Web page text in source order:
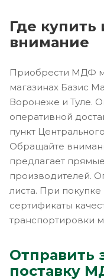
Где купить
внимание
Приобрести МДФ
магазинах Базис
Воронеже и Туле.
оперативной
пункт
Обращайте
предлагает
производителей.
листа. При
сертификаты
транспортировки
Отправить
поставку